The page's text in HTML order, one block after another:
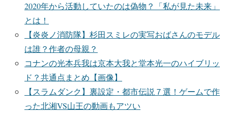
2020年から活動していたのは偽物？「私が見た未来」
とは！
【炎炎ノ消防隊】杉田スミレの実写おばさんのモデル
は誰？作者の母親？
コナンの光本兵我は京本大我と堂本光一のハイブリッ
ド？共通点まとめ【画像】
【スラムダンク】裏設定・都市伝説７選！ゲームで作
った北湘VS山王の動画もアツい